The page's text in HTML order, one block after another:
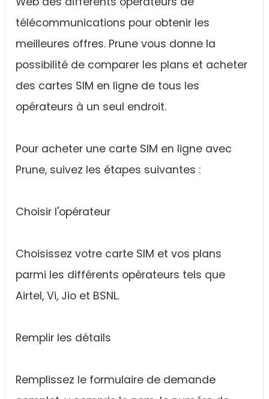
télécommunications pour obtenir les
meilleures offres. Prune vous donne la
possibilité de comparer les plans et acheter
des cartes SIM en ligne de tous les
opérateurs à un seul endroit.
Pour acheter une carte SIM en ligne avec
Prune, suivez les étapes suivantes :
Choisir l'opérateur
Choisissez votre carte SIM et vos plans
parmi les différents opérateurs tels que
Airtel, Vi, Jio et BSNL.
Remplir les détails
Remplissez le formulaire de demande